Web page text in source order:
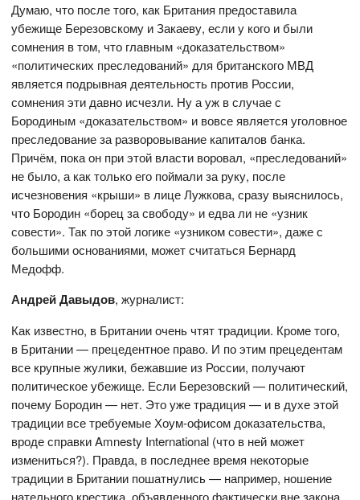
Думаю, что после того, как Британия предоставила
убежище Березовскому и Закаеву, если у кого и были
сомнения в том, что главным «доказательством»
«политических преследований» для британского МВД
является подрывная деятельность против России,
сомнения эти давно исчезли. Ну а уж в случае с
Бородиным «доказательством» и вовсе является уголовное
преследование за разворовывание капиталов банка.
Причём, пока он при этой власти воровал, «преследований»
не было, а как только его поймали за руку, после
исчезновения «крыши» в лице Лужкова, сразу выяснилось,
что Бородин «борец за свободу» и едва ли не «узник
совести». Так по этой логике «узником совести», даже с
большими основаниями, может считаться Бернард
Медофф.
Андрей Давыдов, журналист:
Как известно, в Британии очень чтят традиции. Кроме того,
в Британии — прецедентное право. И по этим прецедентам
все крупные жулики, бежавшие из России, получают
политическое убежище. Если Березовский — политический,
почему Бородин — нет. Это уже традиция — и в духе этой
традиции все требуемые Хоум-офисом доказательства,
вроде справки Amnesty International (что в ней может
измениться?). Правда, в последнее время некоторые
традиции в Британии пошатнулись — например, ношение